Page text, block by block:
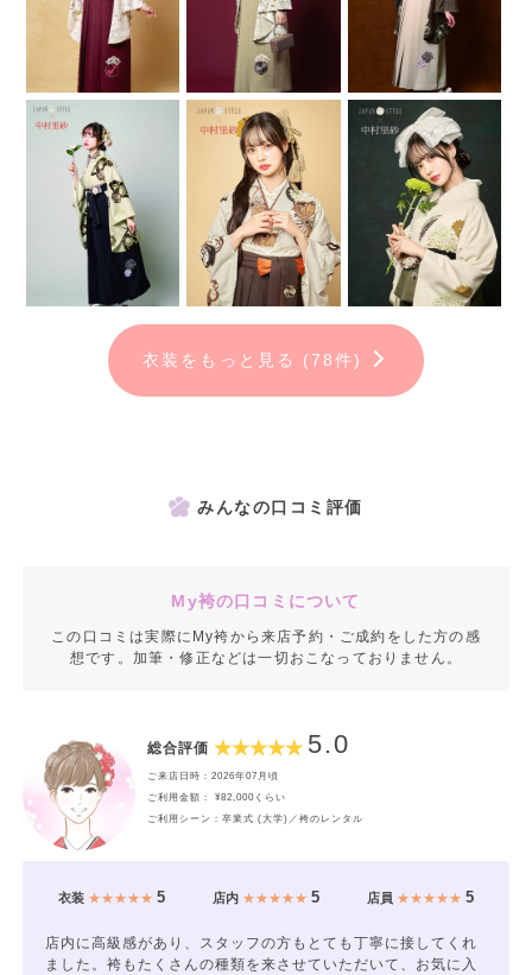
衣装をもっと見る (78件)
みんなの口コミ評価
My袴の口コミについて
この口コミは実際にMy袴から来店予約・ご成約をした方の感
想です。加筆・修正などは一切おこなっておりません。
総合評価 5.0
ご来店日時：2026年07月頃
ご利用金額： ¥82,000くらい
ご利用シーン：卒業式 (大学)／袴のレンタル
衣装★★★★★ 5 店内★★★★★ 5 店員 ★★★★★5
店内に高級感があり、スタッフの方もとても丁寧に接してくれ
ました。袴もたくさんの種類を来させていただいて、お気に入